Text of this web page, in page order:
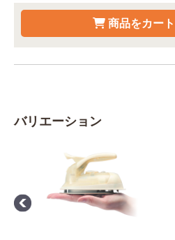
バリエーション